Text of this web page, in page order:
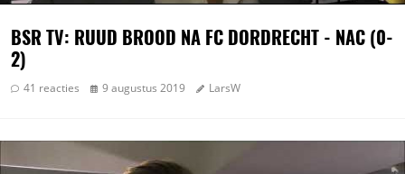
BSR TV: RUUD BROOD NA FC DORDRECHT - NAC (0-
2)
41 reacties 9 augustus 2019 LarsW